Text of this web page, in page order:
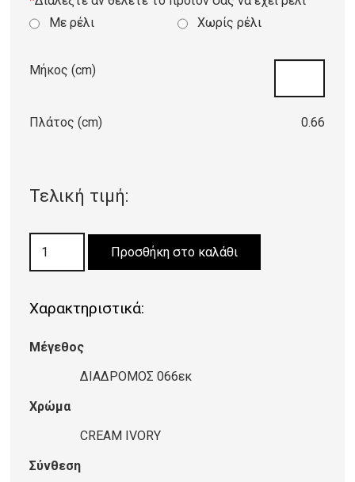
Με ρέλι
Χωρίς ρέλι
Μήκος (cm)
Πλάτος (cm) 0.66
Τελική τιμή:
515
IVORY
ΔΙΑΔΡΟΜΟΣ
0,66cm
Προσθήκη στο καλάθι
Χαρακτηριστικά:
Μέγεθος
ΔΙΑΔΡΟΜΟΣ 066εκ
Χρώμα
CREAM IVORY
Σύνθεση